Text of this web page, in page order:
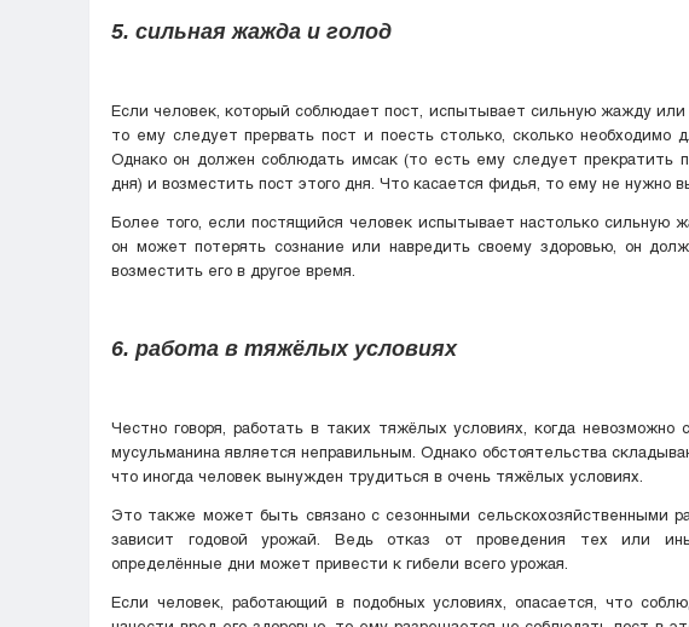
5. сильная жажда и голод
Если человек, который соблюдает пост, испытывает сильную жажду или
то ему следует прервать пост и поесть столько, сколько необходимо
Однако он должен соблюдать имсак (то есть ему следует прекратить
дня) и возместить пост этого дня. Что касается фидья, то ему не нужно
Более того, если постящийся человек испытывает настолько сильную
он может потерять сознание или навредить своему здоровью, он
возместить его в другое время.
6. работа в тяжёлых условиях
Честно говоря, работать в таких тяжёлых условиях, когда невозможно
мусульманина является неправильным. Однако обстоятельства
что иногда человек вынужден трудиться в очень тяжёлых условиях.
Это также может быть связано с сезонными сельскохозяйственными
зависит годовой урожай. Ведь отказ от проведения тех или
определённые дни может привести к гибели всего урожая.
Если человек, работающий в подобных условиях, опасается, что